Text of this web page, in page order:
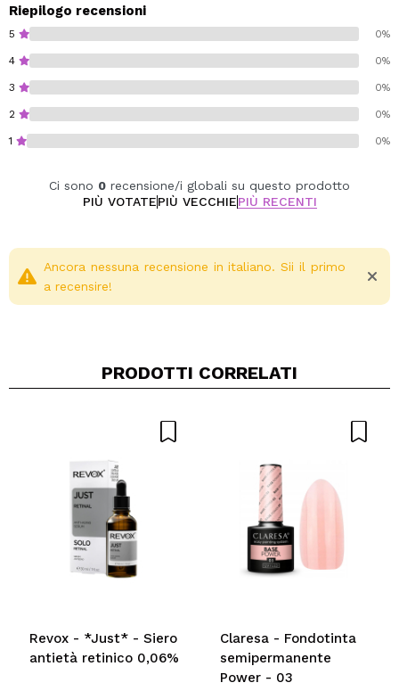
Progettato per aiutare a schiarire le occhiaie
Coprenza leggera e media
Contiene acido ialuronico, vitamina E e glicerina
Applicalo direttamente sulle occhiaie e su qualsiasi
area che desideri nascondere e illuminare.
Cruelty free.
Riepilogo recensioni
5 0%
4 0%
3 0%
2 0%
1 0%
Ci sono 0 recensione/i globali su questo prodotto
PIÙ VOTATEPIÙ VECCHIEPIÙ RECENTI
Il tuo video potrebbe essere il primo. Immaginalo...
Consiglieresti questo acquisto? Si
Ancora nessuna recensione in italiano. Sii il primo
a recensire!
PRODOTTI CORRELATI
Revox - *Just* - Siero
antietà retinico 0,06%
Claresa - Fondotinta
semipermanente
Power - 03